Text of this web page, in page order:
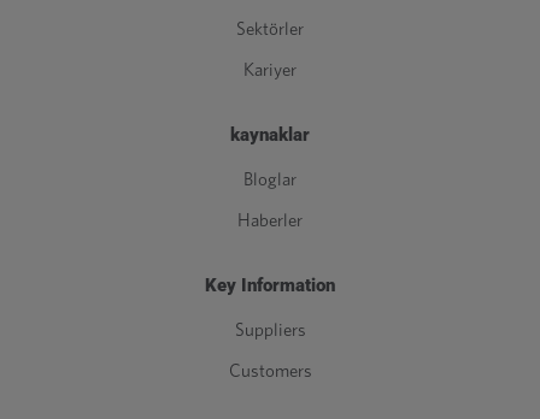
Sektörler
Kariyer
kaynaklar
Bloglar
Haberler
Key Information
Suppliers
Customers